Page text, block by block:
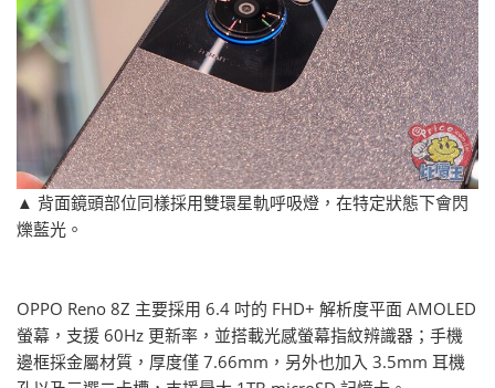
▲ 背面鏡頭部位同樣採用雙環星軌呼吸燈，在特定狀態下會閃
爍藍光。
OPPO Reno 8Z 主要採用 6.4 吋的 FHD+ 解析度平面 AMOLED
螢幕，支援 60Hz 更新率，並搭載光感螢幕指紋辨識器；手機
邊框採金屬材質，厚度僅 7.66mm，另外也加入 3.5mm 耳機